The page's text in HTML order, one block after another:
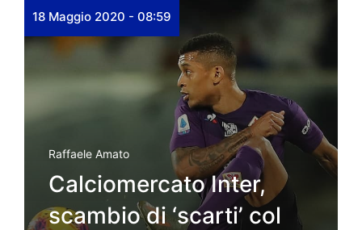
18 Maggio 2020 - 08:59
Raffaele Amato
Calciomercato Inter,
scambio di ‘scarti’ col